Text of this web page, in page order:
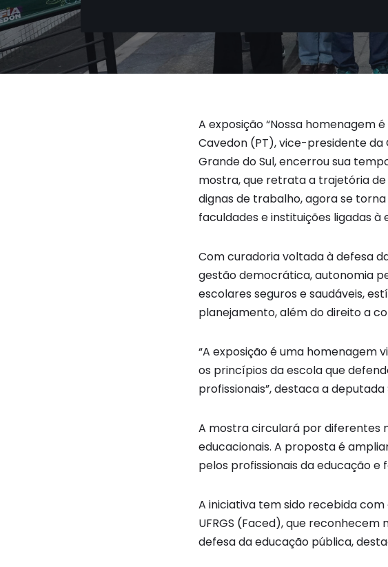
A exposição “Nossa homenagem
Cavedon (PT), vice-presidente da
Grande do Sul, encerrou sua
mostra, que retrata a trajetória
dignas de trabalho, agora se
faculdades e instituições ligadas
Com curadoria voltada à defesa
gestão democrática, autonomia
escolares seguros e saudáveis,
planejamento, além do direito a
“A exposição é uma homenagem
os princípios da escola que
profissionais”, destaca a deputada
A mostra circulará por diferentes
educacionais. A proposta é
pelos profissionais da educação
A iniciativa tem sido recebida
UFRGS (Faced), que
defesa da educação pública,